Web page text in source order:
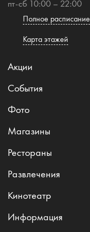
пт-сб 10:00 – 22:00
Полное расписание
Карта этажей
Акции
События
Фото
Магазины
Рестораны
Развлечения
Кинотеатр
Информация